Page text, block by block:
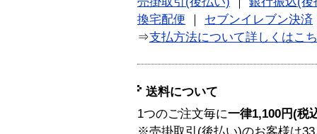
換宅配便
セブンイレブン決済
⇒支払方法について詳しくはこ
送料について
1つのご注文毎に一律1,100円(税